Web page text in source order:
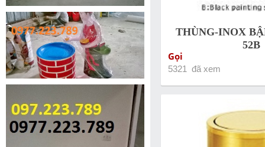
THÙNG-INOX
52B
Gọi
5321 đã xem